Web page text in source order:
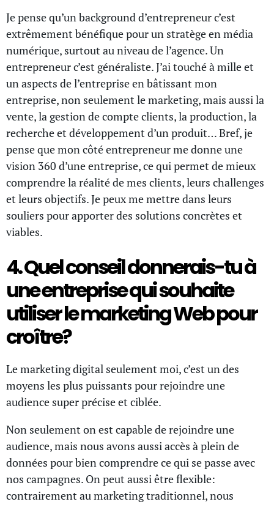
Je pense qu’un background d’entrepreneur c’est
extrêmement bénéfique pour un stratège en média
numérique, surtout au niveau de l’agence. Un
entrepreneur c’est généraliste. J’ai touché à mille et
un aspects de l’entreprise en bâtissant mon
entreprise, non seulement le marketing, mais aussi la
vente, la gestion de compte clients, la production, la
recherche et développement d’un produit… Bref, je
pense que mon côté entrepreneur me donne une
vision 360 d’une entreprise, ce qui permet de mieux
comprendre la réalité de mes clients, leurs challenges
et leurs objectifs. Je peux me mettre dans leurs
souliers pour apporter des solutions concrètes et
viables.
4. Quel conseil donnerais-tu à
une entreprise qui souhaite
utiliser le marketing Web pour
croître?
Le marketing digital seulement moi, c’est un des
moyens les plus puissants pour rejoindre une
audience super précise et ciblée.
Non seulement on est capable de rejoindre une
audience, mais nous avons aussi accès à plein de
données pour bien comprendre ce qui se passe avec
nos campagnes. On peut aussi être flexible:
contrairement au marketing traditionnel, nous